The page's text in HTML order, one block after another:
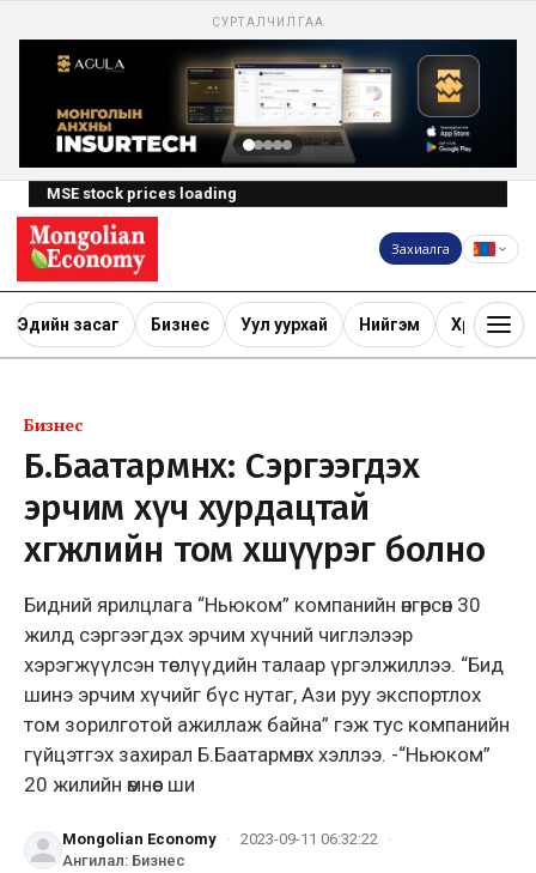
СУРТАЛЧИЛГАА
MSE stock prices loading
Захиалга
Эдийн засаг Бизнес Уул уурхай Нийгэм Хөрөнгө
Бизнес
Б.Баатармөнх: Сэргээгдэх
эрчим хүч хурдацтай
хөгжлийн том хөшүүрэг болно
Бидний ярилцлага “Ньюком” компанийн өнгөрсөн 30
жилд сэргээгдэх эрчим хүчний чиглэлээр
хэрэгжүүлсэн төслүүдийн талаар үргэлжиллээ. “Бид
шинэ эрчим хүчийг бүс нутаг, Ази руу экспортлох
том зорилготой ажиллаж байна” гэж тус компанийн
гүйцэтгэх захирал Б.Баатармөнх хэллээ. -“Ньюком”
20 жилийн өмнөөс ши
Mongolian Economy · 2023-09-11 06:32:22
·
Ангилал: Бизнес